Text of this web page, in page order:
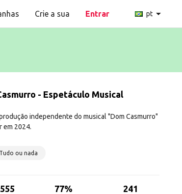
Crie a sua Entrar pt arrow_drop_down
- Espetáculo Musical
independente do musical "Dom Casmurro"
em 2024.
ou nada
77% 241